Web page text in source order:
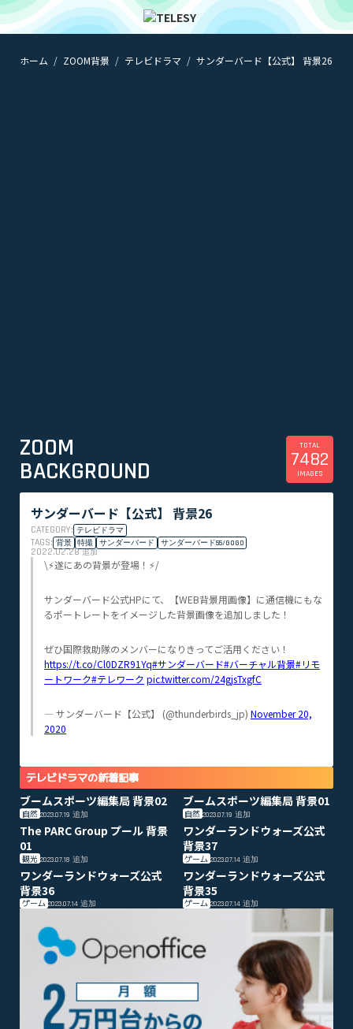
ホーム
ホーム ZOOM背景 テレビドラマ サンダーバード【公式】 背景26
ZOOM
BACKGROUND
TOTAL
7482
IMAGES
サンダーバード【公式】 背景26
CATEGORY: テレビドラマ
TAGS: 背景 特撮 サンダーバード サンダーバード55/GOGO
2022.02.28追加
\⚡️遂にあの背景が登場！⚡️/
サンダーバード公式HPにて、【WEB背景用画像】に通信機にもな
るポートレートをイメージした背景画像を追加しました！
ぜひ国際救助隊のメンバーになりきってご活用ください！
https://t.co/Cl0DZR91Yq#サンダーバード#バーチャル背景#リモ
ートワーク#テレワーク pic.twitter.com/24gjsTxgfC
— サンダーバード【公式】 (@thunderbirds_jp) November 20,
2020
テレビドラマの新着記事
ブームスポーツ編集局 背景02
自然 2023.07.19 追加
ブームスポーツ編集局 背景01
自然 2023.07.19追加
The PARC Group プール 背景
01
観光 2023.07.18 追加
ワンダーランドウォーズ公式
背景37
ゲーム 2023.07.14追加
ワンダーランドウォーズ公式
背景36
ゲーム 2023.07.14 追加
ワンダーランドウォーズ公式
背景35
ゲーム 2023.07.14追加